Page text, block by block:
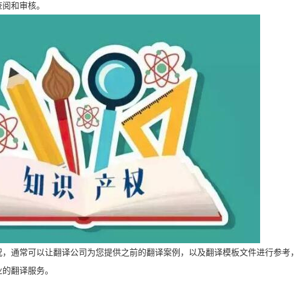
和审核。
通常可以让翻译公司为您提供之前的翻译案例，以及翻译模板文件进行参考
翻译服务。